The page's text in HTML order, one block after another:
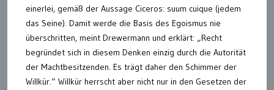
einerlei, gemäß der Aussage Ciceros: suum cuique (jedem
das Seine). Damit werde die Basis des Egoismus nie
überschritten, meint Drewermann und erklärt: „Recht
begründet sich in diesem Denken einzig durch die Autorität
der Machtbesitzenden. Es trägt daher den Schimmer der
Willkür.“ Willkür herrscht aber nicht nur in den Gesetzen der